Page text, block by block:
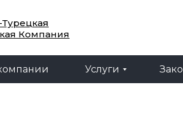
Услуги
Компания
О компании